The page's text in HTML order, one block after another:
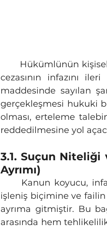
cezasının infazını
maddesinde sayılan
gerçekleşmesi hukuki
olması, erteleme
reddedilmesine yol
3.1. Suçun Niteliği
Ayrımı)
işleniş biçimine ve
ayrıma gitmiştir. Bu
arasında hem